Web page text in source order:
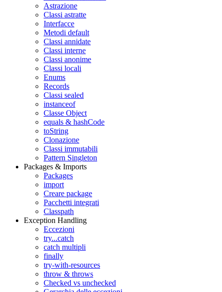
Astrazione
Classi astratte
Interfacce
Metodi default
Classi annidate
Classi interne
Classi anonime
Classi locali
Enums
Records
Classi sealed
instanceof
Classe Object
equals & hashCode
toString
Clonazione
Classi immutabili
Pattern Singleton
Packages & Imports
Packages
import
Creare package
Pacchetti integrati
Classpath
Exception Handling
Eccezioni
try...catch
catch multipli
finally
try-with-resources
throw & throws
Checked vs unchecked